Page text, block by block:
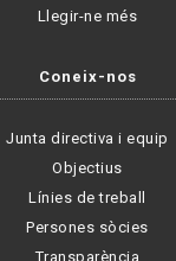
Llegir-ne més
Coneix-nos
Junta directiva i equip
Objectius
Línies de treball
Persones sòcies
Transparència